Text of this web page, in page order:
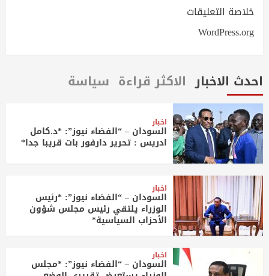
خلاصة التعليقات
WordPress.org
احدث الاخبار الاكثر قراءة سياسة
اخبار
السودان – “الفضاء نيوز”: *د.كامل
ادريس : تحرير دارفور بات قريبا جدا*
اخبار
السودان – “الفضاء نيوز”: *رئيس
الوزراء يلتقي رئيس مجلس شؤون
الأحزاب السياسية*
اخبار
السودان – “الفضاء نيوز”: *مجلس